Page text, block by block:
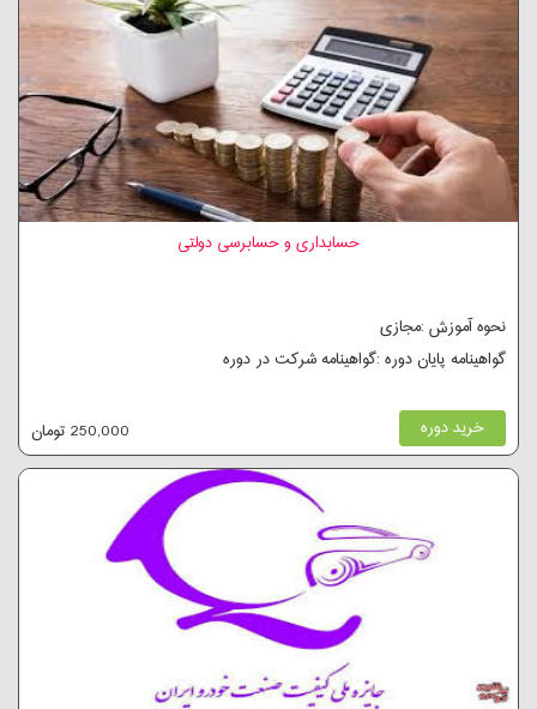
حسابداری و حسابرسی دولتی
نحوه آموزش :مجازی
گواهینامه پایان دوره :گواهینامه شرکت در دوره
خرید دوره 250,000 تومان